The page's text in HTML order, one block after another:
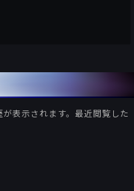
表示されます。最近閲覧した